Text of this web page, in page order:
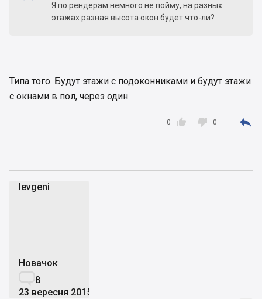
Я по рендерам немного не пойму, на разных
этажах разная высота окон будет что-ли?
Типа того. Будут этажи с подоконниками и будут этажи
с окнами в пол, через один

0  0 
Ievgeni
Новачок
8
23 вересня 2015